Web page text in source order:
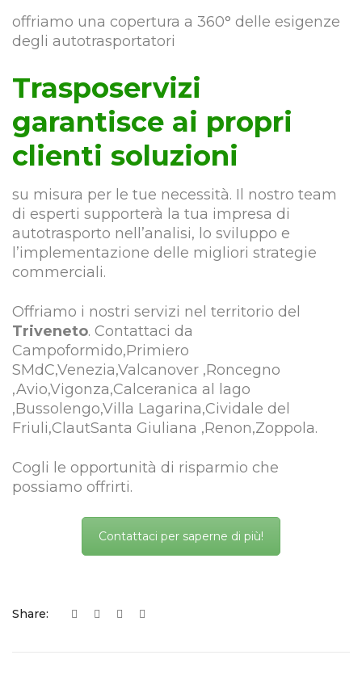
offriamo una copertura a 360° delle esigenze
degli autotrasportatori
Trasposervizi
garantisce ai propri
clienti soluzioni
su misura per le tue necessità. Il nostro team
di esperti supporterà la tua impresa di
autotrasporto nell’analisi, lo sviluppo e
l’implementazione delle migliori strategie
commerciali.
Offriamo i nostri servizi nel territorio del
Triveneto. Contattaci da
Campoformido,Primiero
SMdC,Venezia,Valcanover ,Roncegno
,Avio,Vigonza,Calceranica al lago
,Bussolengo,Villa Lagarina,Cividale del
Friuli,ClautSanta Giuliana ,Renon,Zoppola.
Cogli le opportunità di risparmio che
possiamo offrirti.
Contattaci per saperne di più!
Share: